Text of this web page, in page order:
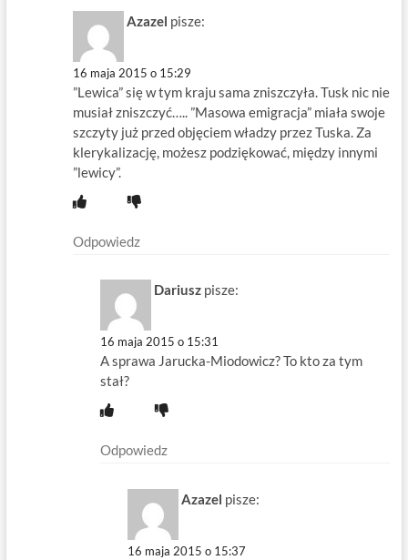
Azazel pisze:
16 maja 2015 o 15:29
”Lewica” się w tym kraju sama zniszczyła. Tusk nic nie
musiał zniszczyć….. ”Masowa emigracja” miała swoje
szczyty już przed objęciem władzy przez Tuska. Za
klerykalizację, możesz podziękować, między innymi
”lewicy”.
Odpowiedz
Dariusz pisze:
16 maja 2015 o 15:31
A sprawa Jarucka-Miodowicz? To kto za tym
stał?
Odpowiedz
Azazel pisze:
16 maja 2015 o 15:37